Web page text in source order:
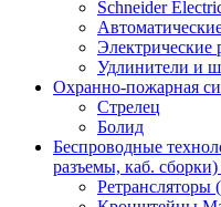
Schneider
Электрические
Удлинители и
Охранно-пожарная
Стрелец
Болид
Беспроводные
разъемы, каб. сборки)
Ретрансляторы